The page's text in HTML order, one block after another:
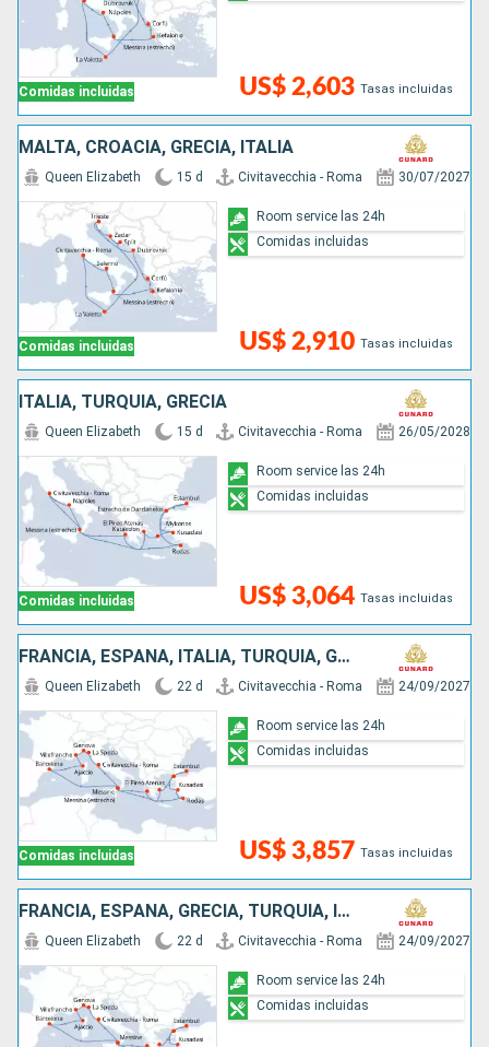
Comidas incluidas US$ 2,603 Tasas incluidas
MALTA, CROACIA, GRECIA, ITALIA
Comidas incluidas
Queen Elizabeth 15 d Civitavecchia - Roma 30/07/2027
US$ 2,910 Tasas incluidas
Room service las 24h
Comidas incluidas
ITALIA, TURQUÍA, GRECIA
Comidas incluidas
Queen Elizabeth 15 d Civitavecchia - Roma 26/05/2028
US$ 3,064 Tasas incluidas
Room service las 24h
Comidas incluidas
FRANCIA, ESPAÑA, ITALIA, TURQUÍA, GRECIA
Comidas incluidas
Queen Elizabeth 22 d Civitavecchia - Roma 24/09/2027
US$ 3,857 Tasas incluidas
Room service las 24h
Comidas incluidas
FRANCIA, ESPAÑA, GRECIA, TURQUÍA, ITALIA
Queen Elizabeth 22 d Civitavecchia - Roma 24/09/2027
Room service las 24h
Comidas incluidas